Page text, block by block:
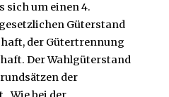
sich um einen 4.
Güterstand
der Gütertrennung
Der Wahlgüterstand
der